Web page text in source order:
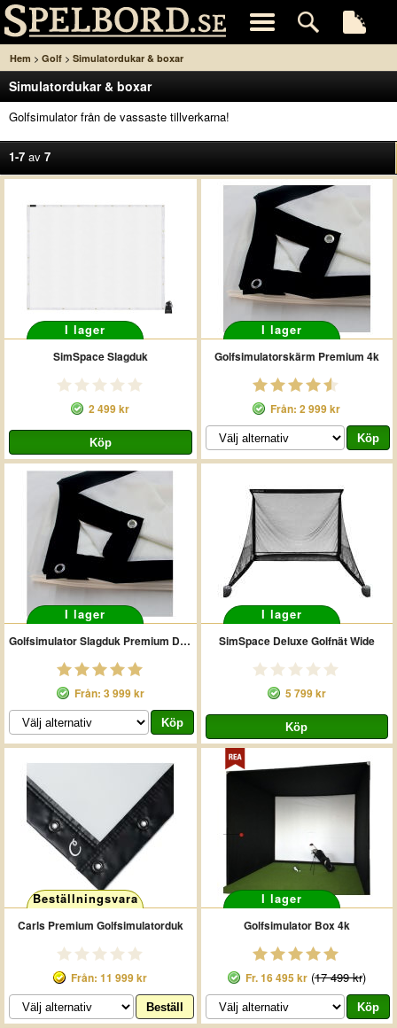
Hem > Golf > Simulatordukar & boxar
Simulatordukar & boxar
Golfsimulator från de vassaste tillverkarna!
1-7 av 7
I lager
SimSpace Slagduk
2 499 kr
I lager
Golfsimulatorskärm Premium 4k
Från: 2 999 kr
I lager
Golfsimulator Slagduk Premium Dubbel 4k
Från: 3 999 kr
I lager
SimSpace Deluxe Golfnät Wide
5 799 kr
Beställningsvara
Carls Premium Golfsimulatorduk
Från: 11 999 kr
I lager
Golfsimulator Box 4k
Fr.16 495 kr(17 499 kr)